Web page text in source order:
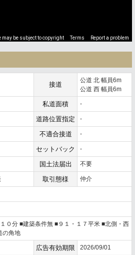
may be subject to copyright Terms Report a problem
接道
公道 北 幅員6m
公道 西 幅員6m
私道面積 -
道路位置指定 -
不適合接道 -
セットバック -
国土法届出 不要
取引態様 仲介
０分 ■建築条件無 ■９１・１７平米 ■北側・西
の角地
広告有効期限 2026/09/01